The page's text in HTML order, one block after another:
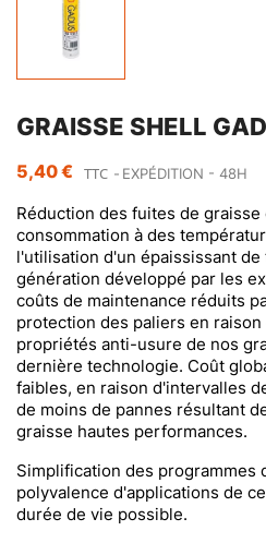
GRAISSE SHELL
5,40 € TTC EXPÉDITION - 48H
Réduction des fuites de graisse
consommation à des
l'utilisation d'un épaississant
génération développé par les
coûts de maintenance réduits
protection des paliers en
propriétés anti-usure de nos
dernière technologie. Coût
faibles, en raison d'intervalles
de moins de pannes résultant
graisse hautes performances.
Simplification des programmes
polyvalence d'applications de
durée de vie possible.